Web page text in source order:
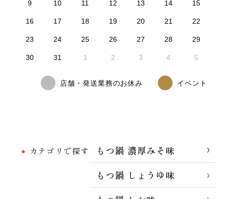
カテゴリで探す
もつ鍋 濃厚みそ味
もつ鍋 しょうゆ味
9 10 11 12 13 14 15
16 17 18 19 20 21 22
23 24 25 26 27 28 29
30 31 1 2 3 4 5
店舗・発送業務のお休み イベント